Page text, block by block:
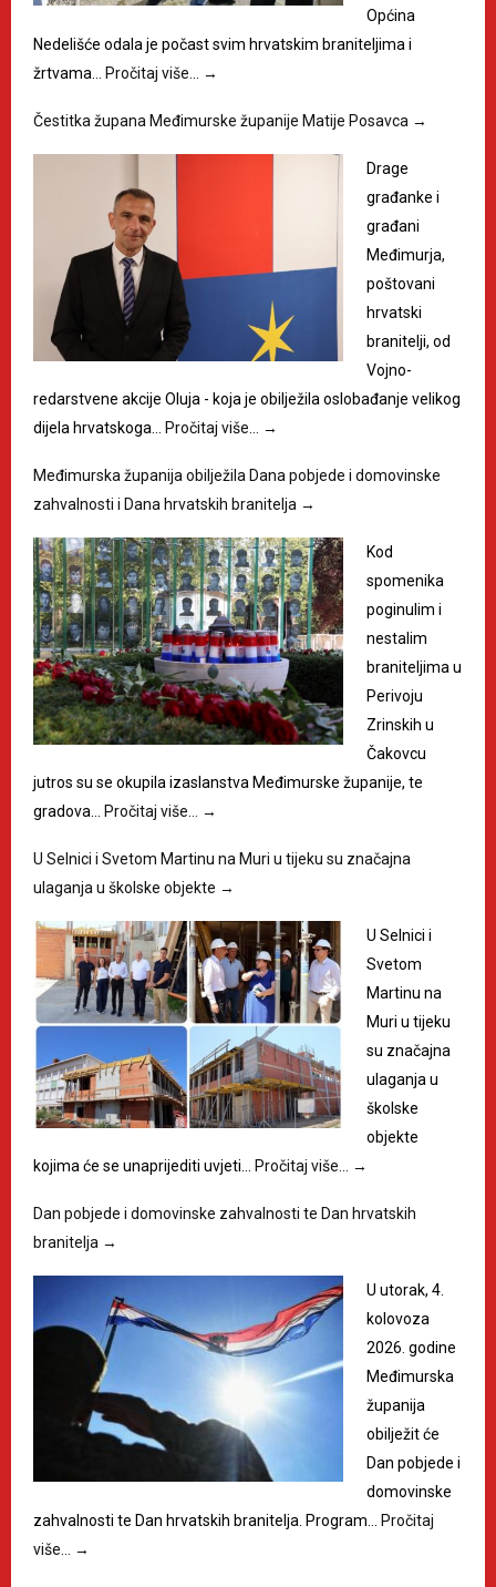
Općina
Nedelišće odala je počast svim hrvatskim braniteljima i
žrtvama… Pročitaj više… →
Čestitka župana Međimurske županije Matije Posavca →
Drage
građanke i
građani
Međimurja,
poštovani
hrvatski
branitelji, od
Vojno-
redarstvene akcije Oluja - koja je obilježila oslobađanje velikog
dijela hrvatskoga… Pročitaj više… →
Međimurska županija obilježila Dana pobjede i domovinske
zahvalnosti i Dana hrvatskih branitelja →
Kod
spomenika
poginulim i
nestalim
braniteljima u
Perivoju
Zrinskih u
Čakovcu
jutros su se okupila izaslanstva Međimurske županije, te
gradova… Pročitaj više… →
U Selnici i Svetom Martinu na Muri u tijeku su značajna
ulaganja u školske objekte →
U Selnici i
Svetom
Martinu na
Muri u tijeku
su značajna
ulaganja u
školske
objekte
kojima će se unaprijediti uvjeti… Pročitaj više… →
Dan pobjede i domovinske zahvalnosti te Dan hrvatskih
branitelja →
U utorak, 4.
kolovoza
2026. godine
Međimurska
županija
obilježit će
Dan pobjede i
domovinske
zahvalnosti te Dan hrvatskih branitelja. Program… Pročitaj
više… →